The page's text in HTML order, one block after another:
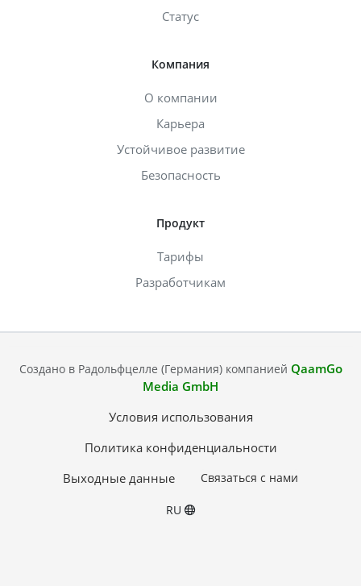
Статус
Компания
О компании
Карьера
Устойчивое развитие
Безопасность
Продукт
Тарифы
Разработчикам
Создано в Радольфцелле (Германия) компанией QaamGo
Media GmbH
Условия использования
Политика конфиденциальности
Выходные данные
Связаться с нами
RU